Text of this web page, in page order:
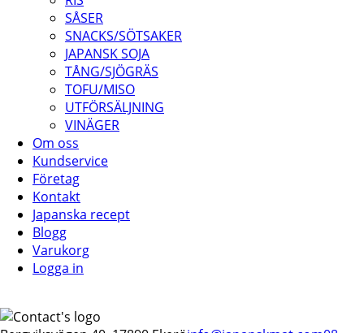
SÅSER
SNACKS/SÖTSAKER
JAPANSK SOJA
TÅNG/SJÖGRÄS
TOFU/MISO
UTFÖRSÄLJNING
VINÄGER
Om oss
Kundservice
Företag
Kontakt
Japanska recept
Blogg
Varukorg
Logga in